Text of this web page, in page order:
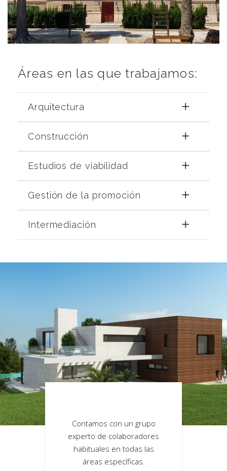
Áreas en las que trabajamos:
Arquitectura
Construcción
Estudios de viabilidad
Gestión de la promoción
Intermediación
un equipo
Contamos con un grupo
experto de colaboradores
habituales en todas las
áreas específicas.
Según el